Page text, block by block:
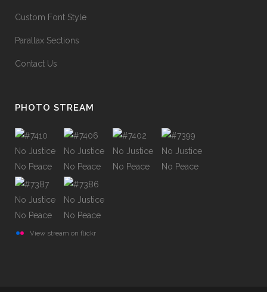
Custom Font Style
Parallax Sections
Contact Us
PHOTO STREAM
View stream on flickr